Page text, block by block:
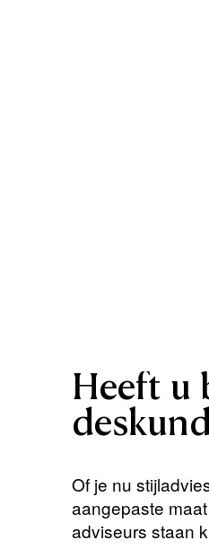
Heeft u
Of je nu
aangepaste
adviseurs staan